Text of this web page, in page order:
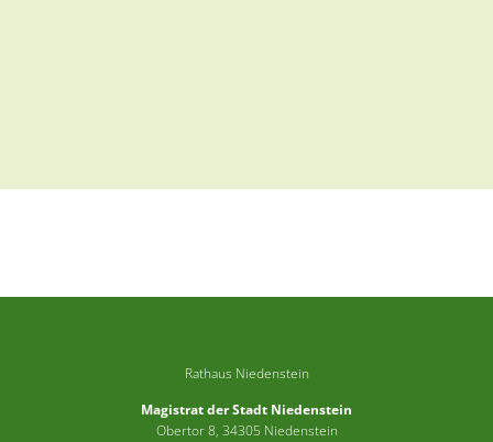
Rathaus Niedenstein
Magistrat der Stadt Niedenstein
Obertor 8, 34305 Niedenstein